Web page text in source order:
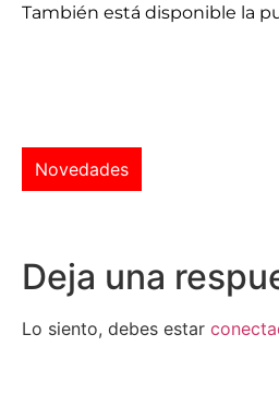
También está disponible la
Novedades
Deja una
Lo siento, debes estar